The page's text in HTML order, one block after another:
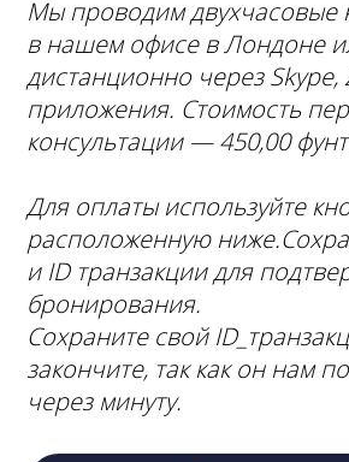
Мы проводим двухчасовые
в нашем офисе в Лондоне
дистанционно через Skype,
приложения. Стоимость
консультации ― 450,00
Для оплаты используйте
расположенную
и ID транзакции для
бронирования.
Сохраните свой
закончите, так как он нам
через минуту.